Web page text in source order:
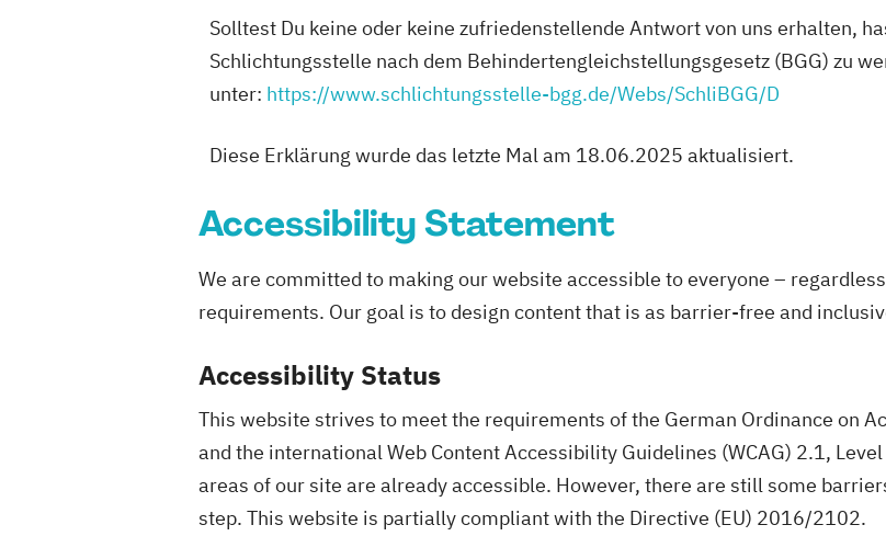
Solltest Du keine oder keine zufriedenstellende Antwort von uns erhalten,
Schlichtungsstelle nach dem Behindertengleichstellungsgesetz (BGG) zu
unter: https://www.schlichtungsstelle-bgg.de/Webs/SchliBGG/D
Diese Erklärung wurde das letzte Mal am 18.06.2025 aktualisiert.
Accessibility Statement
We are committed to making our website accessible to everyone –
requirements. Our goal is to design content that is as barrier-free and
Accessibility Status
This website strives to meet the requirements of the German Ordinance on
and the international Web Content Accessibility Guidelines (WCAG) 2.1,
areas of our site are already accessible. However, there are still some
step. This website is partially compliant with the Directive (EU) 2016/2102.